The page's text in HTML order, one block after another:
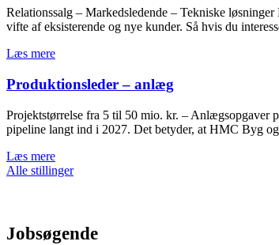
Relationssalg – Markedsledende – Tekniske
vifte af eksisterende og nye kunder. Så hvis du
Læs mere
Produktionsleder – anlæg
Projektstørrelse fra 5 til 50 mio. kr. – Anlægsopgaver
pipeline langt ind i 2027. Det betyder, at HMC Byg
Læs mere
Alle stillinger
Jobsøgende